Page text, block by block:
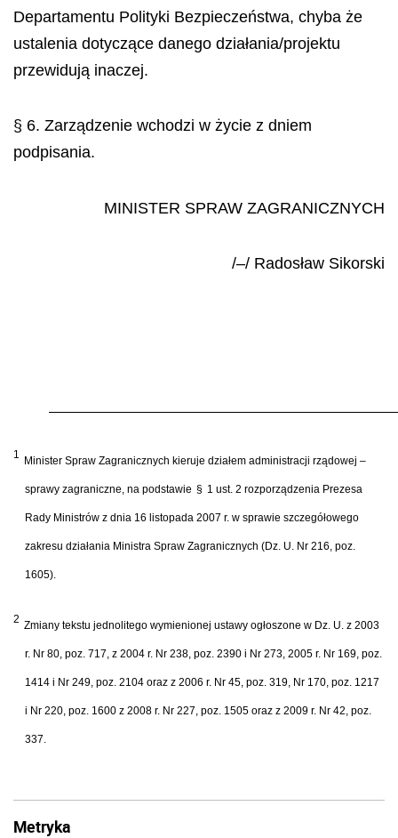
Departamentu Polityki Bezpieczeństwa, chyba że
ustalenia dotyczące danego działania/projektu
przewidują inaczej.
§ 6. Zarządzenie wchodzi w życie z dniem
podpisania.
MINISTER SPRAW ZAGRANICZNYCH
/–/ Radosław Sikorski
1 Minister Spraw Zagranicznych kieruje działem administracji rządowej –
sprawy zagraniczne, na podstawie § 1 ust. 2 rozporządzenia Prezesa
Rady Ministrów z dnia 16 listopada 2007 r. w sprawie szczegółowego
zakresu działania Ministra Spraw Zagranicznych (Dz. U. Nr 216, poz.
1605).
2 Zmiany tekstu jednolitego wymienionej ustawy ogłoszone w Dz. U. z 2003
r. Nr 80, poz. 717, z 2004 r. Nr 238, poz. 2390 i Nr 273, 2005 r. Nr 169, poz.
1414 i Nr 249, poz. 2104 oraz z 2006 r. Nr 45, poz. 319, Nr 170, poz. 1217
i Nr 220, poz. 1600 z 2008 r. Nr 227, poz. 1505 oraz z 2009 r. Nr 42, poz.
337.
Metryka